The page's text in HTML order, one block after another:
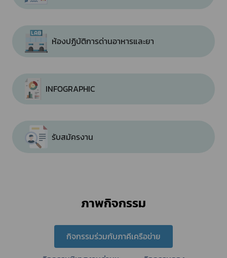
ห้องปฏิบัติการด่านอาหารและยา
INFOGRAPHIC
รับสมัครงาน
ภาพกิจกรรม
กิจกรรมร่วมกับภาคีเครือข่าย